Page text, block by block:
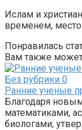
Ислам и
временем,
Понравилась
Вам также
Без рубрики 0
Ранние ученые
Благодаря
математиками,
биологами,